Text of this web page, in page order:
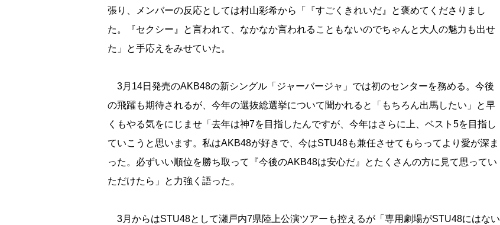
張り、メンバーの反応としては村山彩希から「『すごくきれいだ』と褒めてくださりまし
た。『セクシー』と言われて、なかなか言われることもないのでちゃんと大人の魅力も出せ
た」と手応えをみせていた。
3月14日発売のAKB48の新シングル「ジャーバージャ」では初のセンターを務める。今後
の飛躍も期待されるが、今年の選抜総選挙について聞かれると「もちろん出馬したい」と早
くもやる気をにじませ「去年は神7を目指したんですが、今年はさらに上、ベスト5を目指し
ていこうと思います。私はAKB48が好きで、今はSTU48も兼任させてもらってより愛が深ま
った。必ずいい順位を勝ち取って『今後のAKB48は安心だ』とたくさんの方に見て思ってい
ただけたら」と力強く語った。
3月からはSTU48として瀬戸内7県陸上公演ツアーも控えるが「専用劇場がSTU48にはない